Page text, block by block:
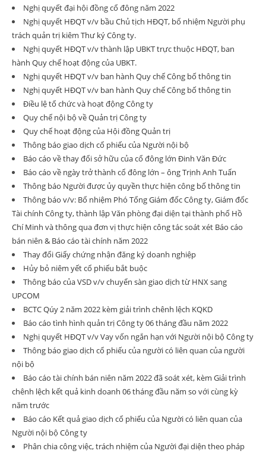
Nghị quyết đại hội đồng cổ đông năm 2022
Nghị quyết HĐQT v/v bầu Chủ tịch HĐQT, bổ nhiệm Người phụ
trách quản trị kiêm Thư ký Công ty.
Nghị quyết HĐQT v/v thành lập UBKT trực thuộc HĐQT, ban
hành Quy chế hoạt động của UBKT.
Nghị quyết HĐQT v/v ban hành Quy chế Công bố thông tin
Nghị quyết HĐQT v/v ban hành Quy chế Công bố thông tin
Điều lệ tổ chức và hoạt động Công ty
Quy chế nội bộ về Quản trị Công ty
Quy chế hoạt động của Hội đồng Quản trị
Thông báo giao dịch cổ phiếu của Người nội bộ
Báo cáo về thay đổi sở hữu của cổ đông lớn Đinh Văn Đức
Báo cáo về ngày trở thành cổ đông lớn – ông Trịnh Anh Tuấn
Thông báo Người được ủy quyền thực hiện công bố thông tin
Thông báo v/v: Bổ nhiệm Phó Tổng Giám đốc Công ty, Giám đốc
Tài chính Công ty, thành lập Văn phòng đại diện tại thành phố Hồ
Chí Minh và thông qua đơn vị thực hiện công tác soát xét Báo cáo
bán niên & Báo cáo tài chính năm 2022
Thay đổi Giấy chứng nhận đăng ký doanh nghiệp
Hủy bỏ niêm yết cổ phiếu bắt buộc
Thông báo của VSD v/v chuyển sàn giao dịch từ HNX sang
UPCOM
BCTC Qúy 2 năm 2022 kèm giải trình chênh lệch KQKD
Báo cáo tình hình quản trị Công ty 06 tháng đầu năm 2022
Nghị quyết HĐQT v/v Vay vốn ngắn hạn với Người nội bộ Công ty
Thông báo giao dịch cổ phiếu của người có liên quan của người
nội bộ
Báo cáo tài chính bán niên năm 2022 đã soát xét, kèm Giải trình
chênh lệch kết quả kinh doanh 06 tháng đầu năm so với cùng kỳ
năm trước
Báo cáo Kết quả giao dịch cổ phiếu của Người có liên quan của
Người nội bộ Công ty
Phân chia công việc, trách nhiệm của Người đại diện theo pháp